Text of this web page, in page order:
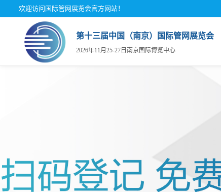
欢迎访问国际管网展览会官方网站！
第十三届中国（南京）国际管网展览会
2026年11月25-27日南京国际博览中心
展